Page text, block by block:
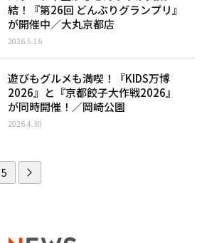
結！『第26回 どんぶりグランプリ』
が開催中／大丸京都店
2026.5.16
遊びもグルメも満喫！『KIDS万博
2026』と『京都餃子大作戦2026』
が同時開催！／岡崎公園
2026.4.30
5